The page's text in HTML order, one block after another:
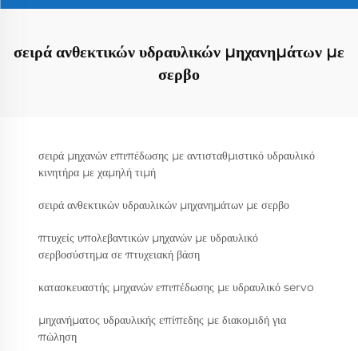
σειρά ανθεκτικών υδραυλικών μηχανημάτων με
σερβο
σειρά μηχανών επιπέδωσης με αντισταθμιστικό υδραυλικό
κινητήρα με χαμηλή τιμή
σειρά ανθεκτικών υδραυλικών μηχανημάτων με σερβο
πτυχείς υπολεβαντικών μηχανών με υδραυλικό
σερβοσύστημα σε πτυχειακή βάση
κατασκευαστής μηχανών επιπέδωσης με υδραυλικό servo
μηχανήματος υδραυλικής επίπεδης με διακομιδή για
πώληση